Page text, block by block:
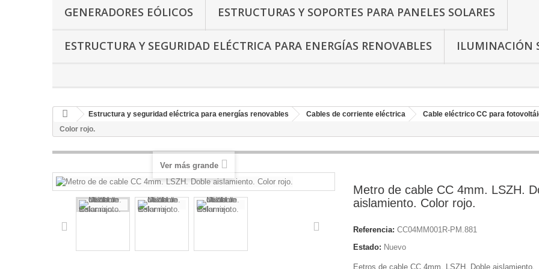
GENERADORES EÓLICOS ESTRUCTURAS Y SOPORTES PARA PANELES SOLARES
ESTRUCTURA Y SEGURIDAD ELÉCTRICA PARA ENERGÍAS RENOVABLES ILUMINACIÓN
Estructura y seguridad eléctrica para energías renovables Cables de corriente eléctrica Cable eléctrico CC para
Color rojo.
Ver más grande
Metro de cable CC 4mm. LSZH.
aislamiento. Color rojo.
Referencia: CC04MM001R-PM.881
Estado: Nuevo
Eetros de cable CC 4mm. LSZH. Doble aislamiento.